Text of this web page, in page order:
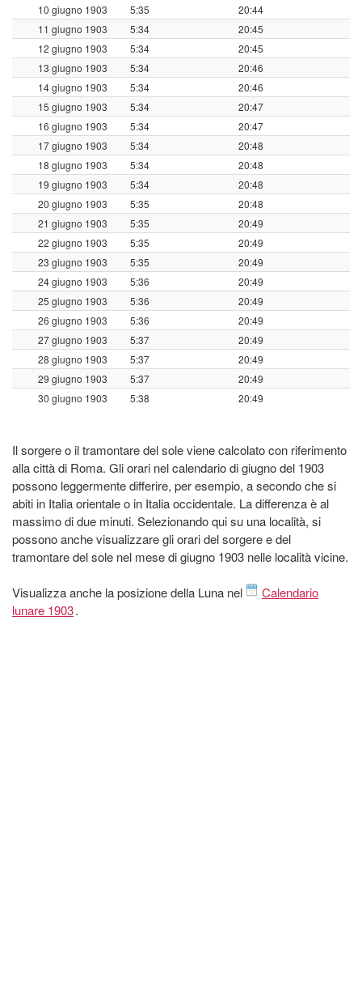
10 giugno 1903 5:35
20:44
11 giugno 1903
5:34
20:45
12 giugno 1903
5:34
20:45
13 giugno 1903
5:34
20:46
14 giugno 1903
5:34
20:46
15 giugno 1903
5:34
20:47
16 giugno 1903
5:34
20:47
17 giugno 1903
5:34
20:48
18 giugno 1903
5:34
20:48
19 giugno 1903
5:34
20:48
20 giugno 1903
5:35
20:48
21 giugno 1903
5:35
20:49
22 giugno 1903
5:35
20:49
23 giugno 1903
5:35
20:49
24 giugno 1903
5:36
20:49
25 giugno 1903
5:36
20:49
26 giugno 1903
5:36
20:49
27 giugno 1903
5:37
20:49
28 giugno 1903
5:37
20:49
29 giugno 1903
5:37
20:49
30 giugno 1903
5:38 20:49
Il sorgere o il tramontare del sole viene calcolato con riferimento
alla città di Roma. Gli orari nel calendario di giugno del 1903
possono leggermente differire, per esempio, a secondo che si
abiti in Italia orientale o in Italia occidentale. La differenza è al
massimo di due minuti. Selezionando qui su una località, si
possono anche visualizzare gli orari del sorgere e del
tramontare del sole nel mese di giugno 1903 nelle località vicine.
Visualizza anche la posizione della Luna nel
Calendario
lunare 1903.